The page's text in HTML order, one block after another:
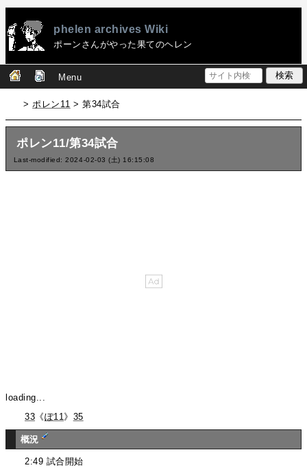
phelen archives Wiki
ポーンさんがやった果てのヘレン
Menu
>ポレン11 > 第34試合
ポレン11/第34試合
Last-modified: 2024-02-03 (土) 16:15:08
loading...
33 《ぽ11 》 35
概況
2:49 試合開始